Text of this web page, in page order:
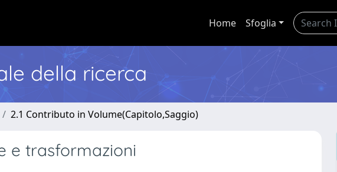
Home Sfoglia
della ricerca
2.1 Contributo in Volume(Capitolo,Saggio)
e trasformazioni